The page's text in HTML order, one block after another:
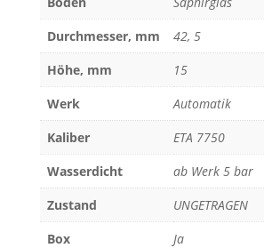
Durchmesser, mm
42, 5
Höhe, mm
15
Werk
Automatik
Kaliber
ETA 7750
Wasserdicht
ab Werk 5 bar
Zustand
UNGETRAGEN
Box
Ja